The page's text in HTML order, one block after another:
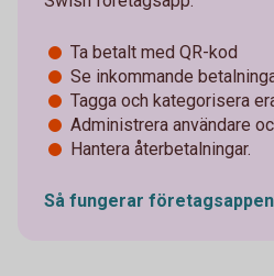
Ta betalt med QR-kod
Se inkommande
Tagga och kategorisera
Administrera användare
Hantera återbetalningar.
Så fungerar